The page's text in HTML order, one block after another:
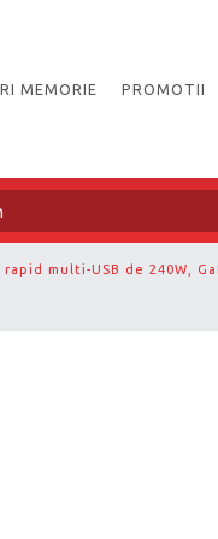
MEMORIE PROMOTII
multi-USB de 240W,